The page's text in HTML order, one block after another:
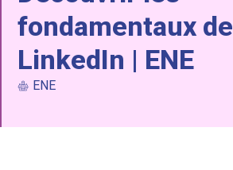
fondamentaux de
LinkedIn | ENE
ENE